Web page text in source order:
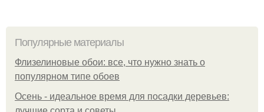
Популярные материалы
Флизелиновые обои: все, что нужно знать о
популярном типе обоев
Осень - идеальное время для посадки деревьев: